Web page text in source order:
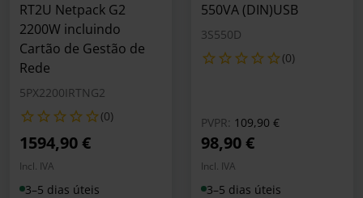
RT2U Netpack G2
2200W incluindo
Cartão de Gestão de
Rede
5PX2200IRTNG2
(0)
1594,90 €
Incl. IVA
3–5 dias úteis
550VA (DIN)USB
3S550D
(0)
PVPR: Preço reduzido de
109,90 €para
98,90 €
Incl. IVA
3–5 dias úteis